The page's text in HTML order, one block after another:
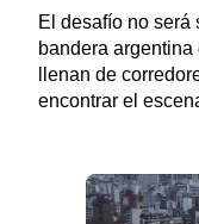
El desafío no será
bandera
llenan de
encontrar el